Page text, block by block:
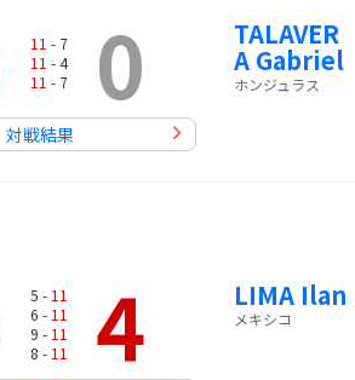
11 - 7
11 - 4
11 - 7 0
対戦結果
TALAVER
A Gabriel
ホンジュラス
5 - 11
6 - 11
9 - 11
8 - 11 4 LIMA Ilan
メキシコ